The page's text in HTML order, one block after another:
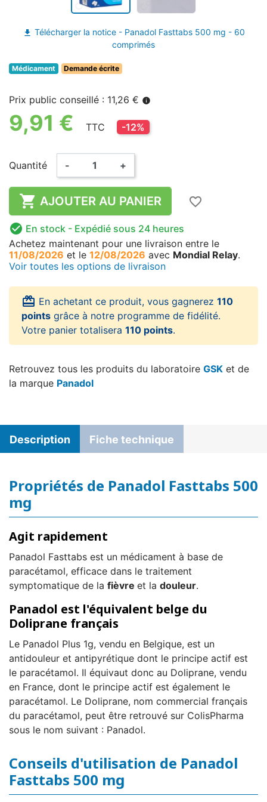
file_download Télécharger la notice - Panadol Fasttabs 500 mg - 60
comprimés
Médicament Demande écrite
Prix public conseillé : 11,26 € info
9,91 € TTC -12%
Quantité - +
 AJOUTER AU PANIER
favorite_border
 En stock - Expédié sous 24 heures
Achetez maintenant pour une livraison entre le
11/08/2026 et le 12/08/2026 avec Mondial Relay.
Voir toutes les options de livraison
card_giftcard En achetant ce produit, vous gagnerez 110
points grâce à notre programme de fidélité.
Votre panier totalisera 110 points.
Retrouvez tous les produits du laboratoire GSK et de
la marque Panadol
Description Fiche technique
Propriétés de Panadol Fasttabs 500
mg
Agit rapidement
Panadol Fasttabs est un médicament à base de
paracétamol, efficace dans le traitement
symptomatique de la fièvre et la douleur.
Panadol est l'équivalent belge du
Doliprane français
Le Panadol Plus 1g, vendu en Belgique, est un
antidouleur et antipyrétique dont le principe actif est
le paracétamol. Il équivaut donc au Doliprane, vendu
en France, dont le principe actif est également le
paracétamol. Le Doliprane, nom commercial français
du paracétamol, peut être retrouvé sur ColisPharma
sous le nom suivant : Panadol.
Conseils d'utilisation de Panadol
Fasttabs 500 mg